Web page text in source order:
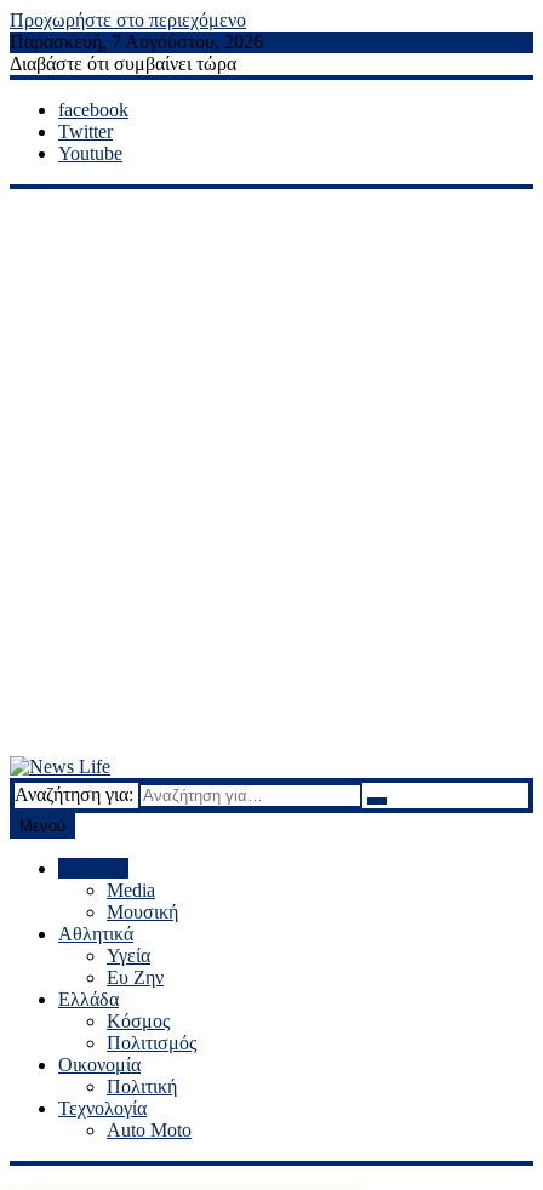
Προχωρήστε στο περιεχόμενο
Παρασκευή, 7 Αυγούστου, 2026
Διαβάστε ότι συμβαίνει τώρα
facebook
Twitter
Youtube
News Life
Ειδήσεις και νέα
Αναζήτηση για:
Μενού
Media
Μουσική
Αθλητικά
Υγεία
Ευ Ζην
Ελλάδα
Κόσμος
Πολιτισμός
Οικονομία
Πολιτική
Τεχνολογία
Auto Moto